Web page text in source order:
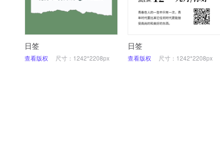
日签
查看版权 尺寸：1242*2208px
日签
查看版权 尺寸：1242*2208px